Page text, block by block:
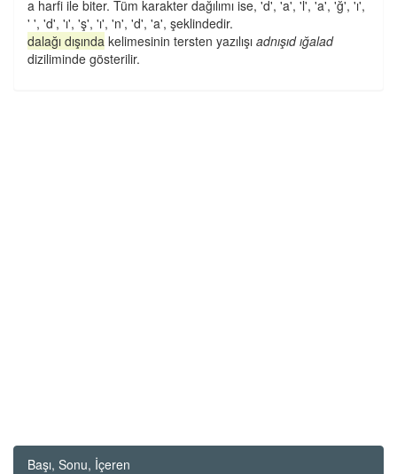
a harfi ile biter. Tüm karakter dağılımı ise, 'd', 'a', 'l', 'a', 'ğ', 'ı',
' ', 'd', 'ı', 'ş', 'ı', 'n', 'd', 'a', şeklindedir.
dalağı dışında kelimesinin tersten yazılışı adnışıd ığalad
diziliminde gösterilir.
Başı, Sonu, İçeren